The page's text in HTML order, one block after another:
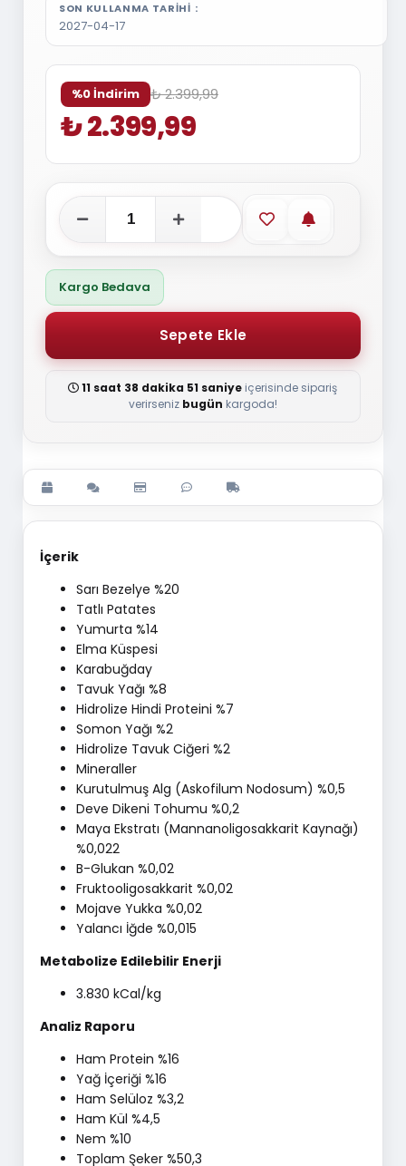
SON KULLANMA TARIHI
2027-04-17
%0 İndirim ₺ 2.399,99
₺ 2.399,99
Favorilere ekle
Stoğa
Kargo Bedava
11 saat 38 dakika 51 saniye içerisinde sipariş
verirseniz bugün kargoda!
İçerik
Sarı Bezelye %20
Tatlı Patates
Yumurta %14
Elma Küspesi
Karabuğday
Tavuk Yağı %8
Hidrolize Hindi Proteini %7
Somon Yağı %2
Hidrolize Tavuk Ciğeri %2
Mineraller
Kurutulmuş Alg (Askofilum Nodosum) %0,5
Deve Dikeni Tohumu %0,2
Maya Ekstratı (Mannanoligosakkarit Kaynağı)
%0,022
B-Glukan %0,02
Fruktooligosakkarit %0,02
Mojave Yukka %0,02
Yalancı İğde %0,015
Metabolize Edilebilir Enerji
3.830 kCal/kg
Analiz Raporu
Ham Protein %16
Yağ İçeriği %16
Ham Selüloz %3,2
Ham Kül %4,5
Nem %10
Toplam Şeker %50,3